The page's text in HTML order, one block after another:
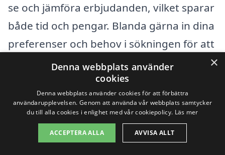
se och jämföra erbjudanden, vilket sparar
både tid och pengar. Blanda gärna in dina
preferenser och behov i sökningen för att
få de mest relevanta resultaten.
Sammanfattningsvis, ta dig tid att göra
din forskning och jämföra alternativ innan
du byter elleverantör i Hälsö. Genom att
×
Denna webbplats använder
cookies
Denna webbplats använder cookies för att förbättra
användarupplevelsen. Genom att använda vår webbplats samtycker
du till alla cookies i enlighet med vår cookiepolicy. Läs mer
ACCEPTERA ALLA AVVISA ALLT